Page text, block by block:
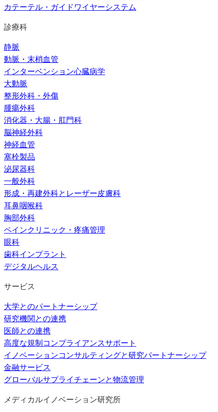
カテーテル・ガイドワイヤーシステム
診療科
静脈
動脈・末梢血管
インターベンション心臓病学
大動脈
整形外科・外傷
腫瘍外科
消化器・大腸・肛門科
脳神経外科
神経血管
塞栓製品
泌尿器科
一般外科
形成・再建外科とレーザー皮膚科
耳鼻咽喉科
胸部外科
ペインクリニック・疼痛管理
眼科
歯科インプラント
デジタルヘルス
サービス
大学とのパートナーシップ
研究機関との連携
医師との連携
高度な規制コンプライアンスサポート
イノベーションコンサルティングと研究パートナーシップ
金融サービス
グローバルサプライチェーンと物流管理
メディカルイノベーション研究所